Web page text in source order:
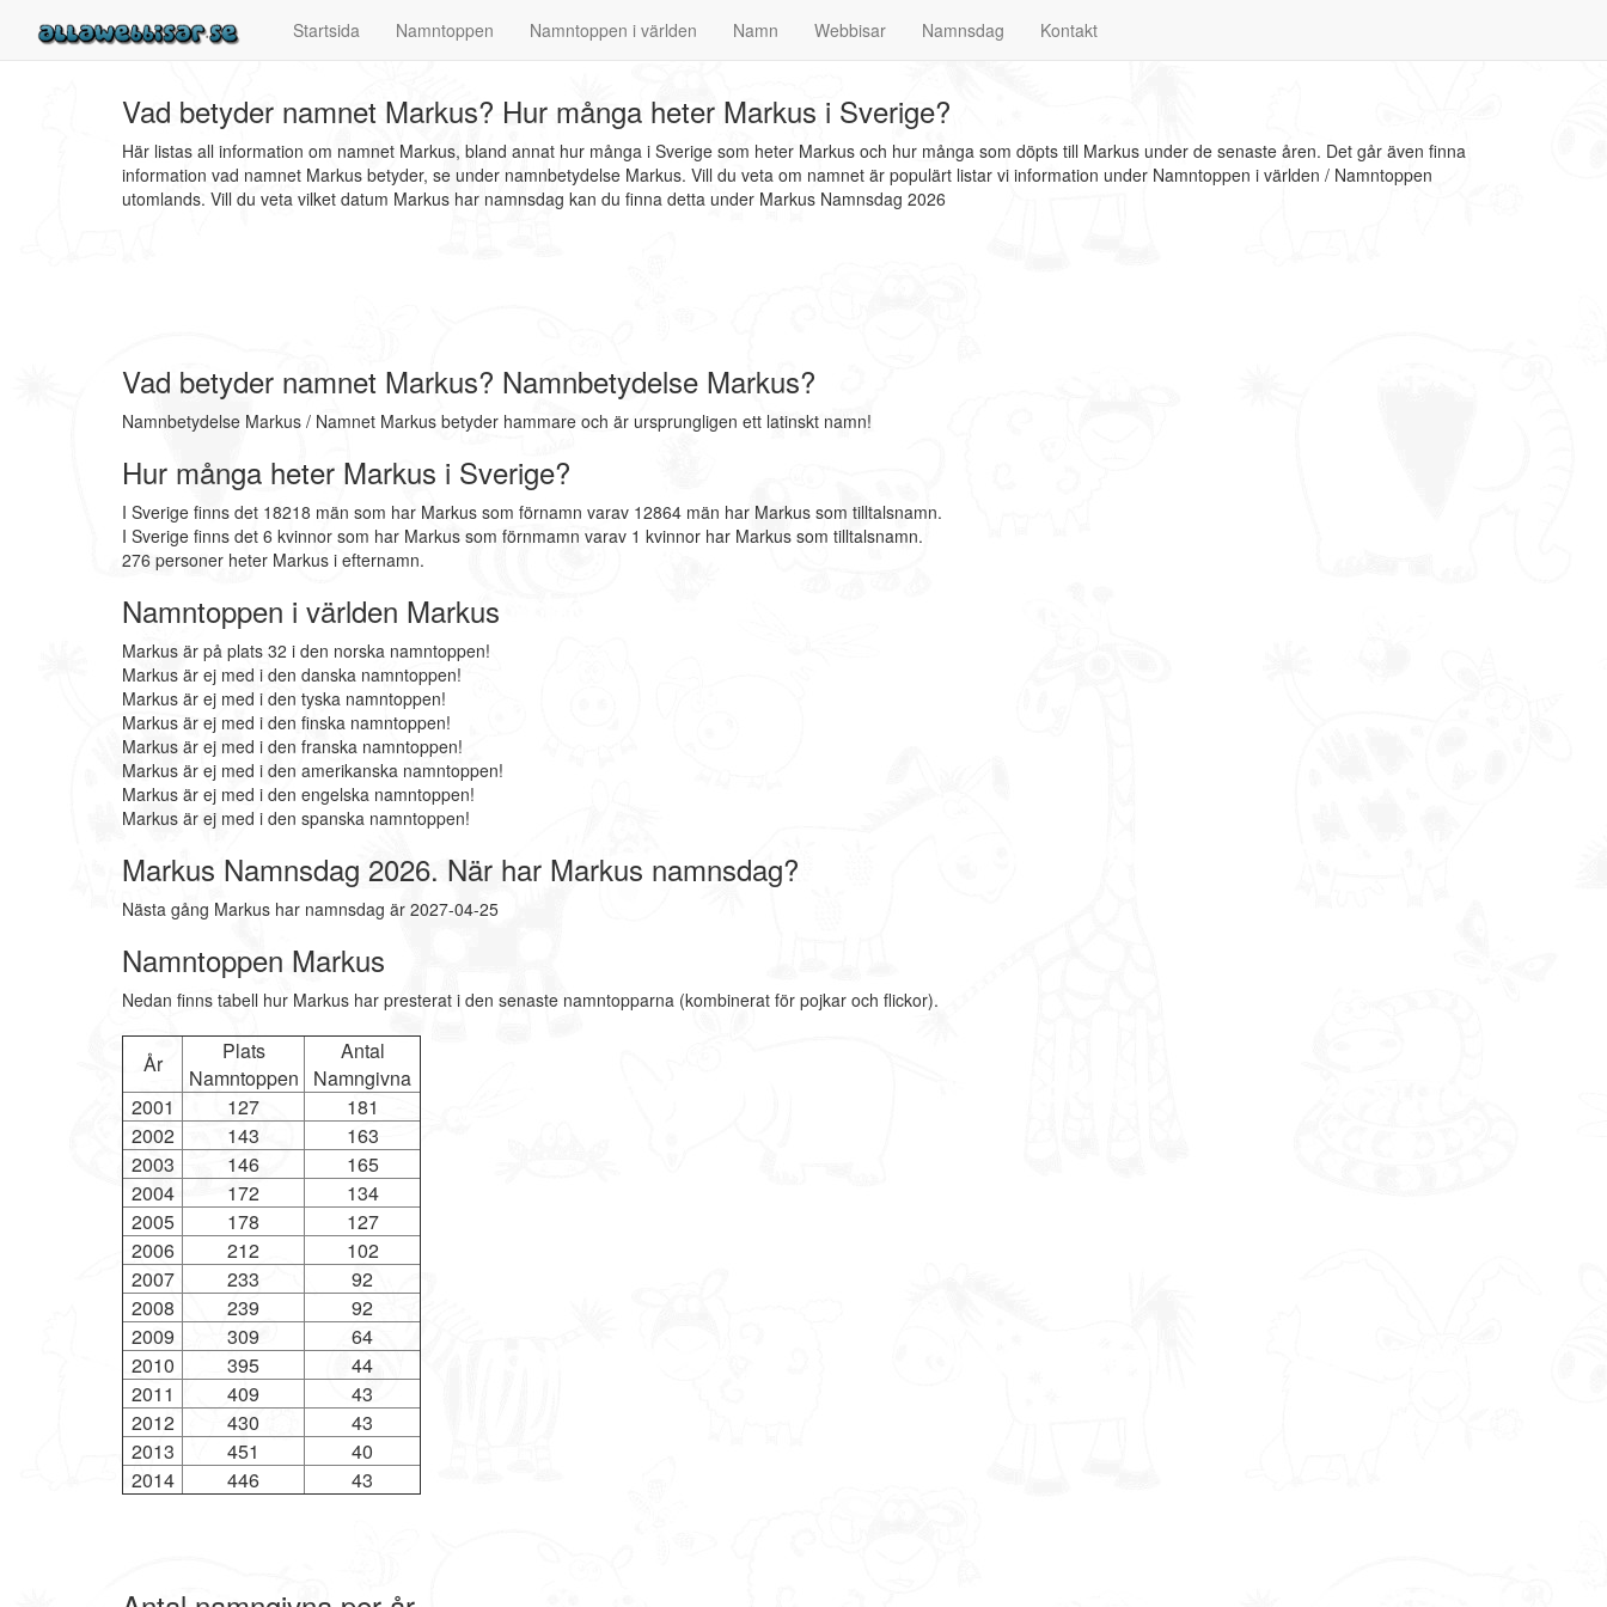
Startsida Namntoppen Namntoppen i världen Namn Webbisar Namnsdag Kontakt
Vad betyder namnet Markus? Hur många heter Markus i Sverige?
Här listas all information om namnet Markus, bland annat hur många i Sverige som heter Markus och hur många som döpts till Markus under de senaste åren. Det går även finna
information vad namnet Markus betyder, se under namnbetydelse Markus. Vill du veta om namnet är populärt listar vi information under Namntoppen i världen / Namntoppen
utomlands. Vill du veta vilket datum Markus har namnsdag kan du finna detta under Markus Namnsdag 2026
Vad betyder namnet Markus? Namnbetydelse Markus?
Namnbetydelse Markus / Namnet Markus betyder hammare och är ursprungligen ett latinskt namn!
Hur många heter Markus i Sverige?
I Sverige finns det 18218 män som har Markus som förnamn varav 12864 män har Markus som tilltalsnamn.
I Sverige finns det 6 kvinnor som har Markus som förnmamn varav 1 kvinnor har Markus som tilltalsnamn.
276 personer heter Markus i efternamn.
Namntoppen i världen Markus
Markus är på plats 32 i den norska namntoppen!
Markus är ej med i den danska namntoppen!
Markus är ej med i den tyska namntoppen!
Markus är ej med i den finska namntoppen!
Markus är ej med i den franska namntoppen!
Markus är ej med i den amerikanska namntoppen!
Markus är ej med i den engelska namntoppen!
Markus är ej med i den spanska namntoppen!
Markus Namnsdag 2026. När har Markus namnsdag?
Nästa gång Markus har namnsdag är 2027-04-25
Namntoppen Markus
Nedan finns tabell hur Markus har presterat i den senaste namntopparna (kombinerat för pojkar och flickor).
År
Plats
Namntoppen
Antal
Namngivna
2001
127
181
2002
143
163
2003
146
165
2004
172
134
2005
178
127
2006
212
102
2007
233
92
2008
239
92
2009
309
64
2010
395
44
2011
409
43
2012
430
43
2013
451
40
2014
446 43